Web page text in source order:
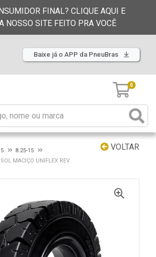
FINAL? CLIQUE AQUI E
NOSSO SITE FEITO PRA VOCÊ
Baixe já o APP da PneuBras
0
VOLTAR
8.25-15
MACIÇO UNIFLEX REV